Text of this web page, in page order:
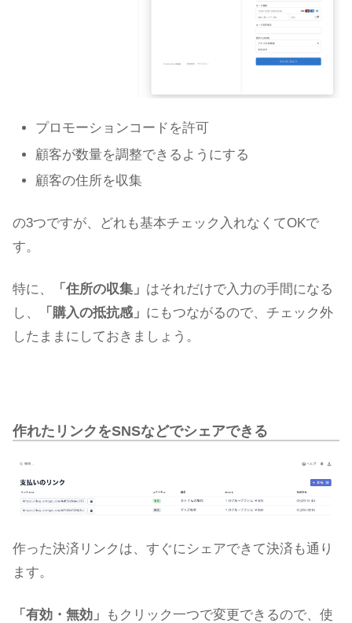
プロモーションコードを許可
顧客が数量を調整できるようにする
顧客の住所を収集
の3つですが、どれも基本チェック入れなくてOKで
す。
特に、 「住所の収集」 はそれだけで入力の手間になる
し、
「購入の抵抗感」 にもつながるので、チェック外
したままにしておきましょう。
作れたリンクをSNSなどでシェアできる
作った決済リンクは、すぐにシェアできて決済も通り
ます。
「有効・無効」
もクリック一つで変更できるので、使